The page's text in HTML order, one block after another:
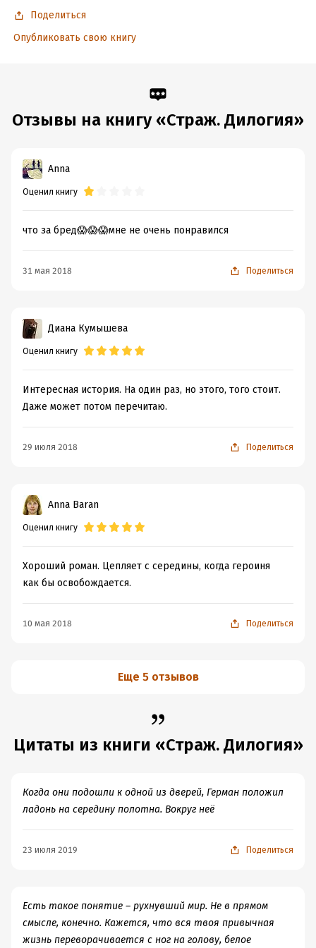
Поделиться
Опубликовать свою книгу
Отзывы на книгу «Страж. Дилогия»
Anna
Оценил книгу
что за бред😱😱😱мне не очень понравился
31 мая 2018 Поделиться
Диана Кумышева
Оценил книгу
Интересная история. На один раз, но этого, того стоит.
Даже может потом перечитаю.
29 июля 2018 Поделиться
Anna Baran
Оценил книгу
Хороший роман. Цепляет с середины, когда героиня
как бы освобождается.
10 мая 2018 Поделиться
Еще 5 отзывов
Цитаты из книги «Страж. Дилогия»
Когда они подошли к одной из дверей, Герман положил
ладонь на середину полотна. Вокруг неё
23 июля 2019 Поделиться
Есть такое понятие – рухнувший мир. Не в прямом
смысле, конечно. Кажется, что вся твоя привычная
жизнь переворачивается с ног на голову, белое